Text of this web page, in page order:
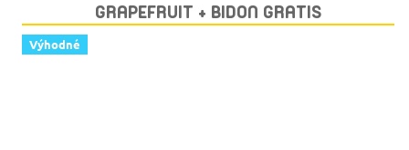
GRAPEFRUIT + BIDON GRATIS
Výhodné